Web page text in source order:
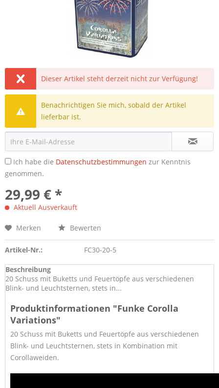
Dieser Artikel steht derzeit nicht zur Verfügung!
Benachrichtigen Sie mich, sobald der Artikel
lieferbar ist.
Ich habe die Datenschutzbestimmungen zur Kenntnis
genommen.
29,99 € *
Aktuell Ausverkauft
Merken Bewerten
Artikel-Nr.: FC30-20-5
Beschreibung
20 Schuss mit Buketts und Feuertöpfe aus verschiedenen
Blink- und Leuchtsternen, stets in...
Produktinformationen "Funke Corolla
Variations"
20 Schuss mit Buketts und Feuertöpfe aus verschiedenen
Blink- und Leuchtsternen, stets in Kombination mit
Corollaweiden.